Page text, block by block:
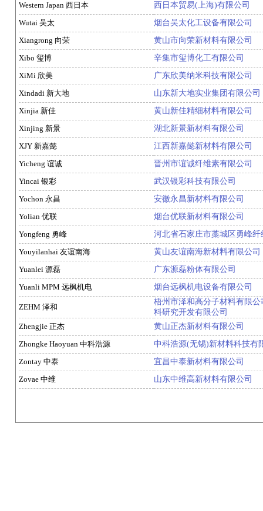
Western Japan 西日本
西日本贸易(上海)有限公司
Wutai 吴太
烟台吴太化工设备有限公司
Xiangrong 向荣
黄山市向荣新材料有限公司
Xibo 玺博
辛集市玺博化工有限公司
XiMi 欣美
广东欣美纳米科技有限公司
Xindadi 新大地
山东新大地实业集团有限公司
Xinjia 新佳
黄山新佳精细材料有限公司
Xinjing 新景
湖北新景新材料有限公司
XJY 新嘉懿
江西新嘉懿新材料有限公司
Yicheng 谊诚
晋州市谊诚纤维素有限公司
Yincai 银彩
武汉银彩科技有限公司
Yochon 永昌
安徽永昌新材料有限公司
Yolian 优联
烟台优联新材料有限公司
Yongfeng 勇峰
河北省石家庄市藁城区勇峰
Youyilanhai 友谊南海
黄山友谊南海新材料有限公司
Yuanlei 源磊
广东源磊粉体有限公司
Yuanli MPM 远枫机电
烟台远枫机电设备有限公司
ZEHM 泽和
梧州市泽和高分子材料有限
料研究开发有限公司
Zhengjie 正杰
黄山正杰新材料有限公司
Zhongke Haoyuan 中科浩源
中科浩源(无锡)新材料科技有
Zontay 中泰
宜昌中泰新材料有限公司
Zovae 中维
山东中维高新材料有限公司